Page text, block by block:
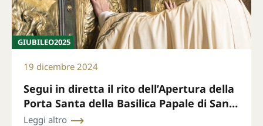
GIUBILEO2025
19 dicembre 2024
Segui in diretta il rito dell’Apertura della
Porta Santa della Basilica Papale di San
Pietro il 24 dicembre alle ore 19.00 (ora di
Leggi altro